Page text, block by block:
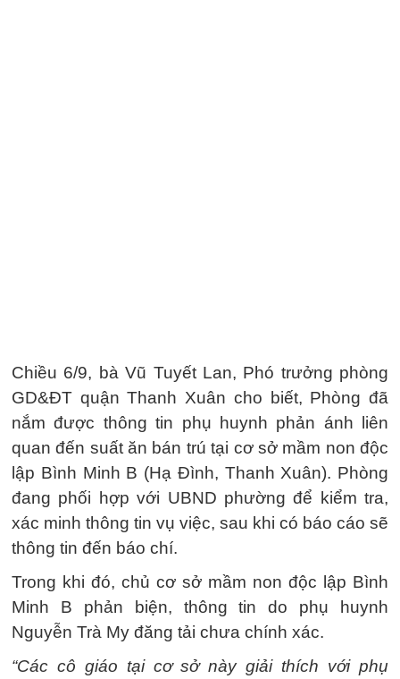
Chiều 6/9, bà Vũ Tuyết Lan, Phó trưởng phòng
GD&ĐT quận Thanh Xuân cho biết, Phòng đã
nắm được thông tin phụ huynh phản ánh liên
quan đến suất ăn bán trú tại cơ sở mầm non độc
lập Bình Minh B (Hạ Đình, Thanh Xuân). Phòng
đang phối hợp với UBND phường để kiểm tra,
xác minh thông tin vụ việc, sau khi có báo cáo sẽ
thông tin đến báo chí.
Trong khi đó, chủ cơ sở mầm non độc lập Bình
Minh B phản biện, thông tin do phụ huynh
Nguyễn Trà My đăng tải chưa chính xác.
“Các cô giáo tại cơ sở này giải thích với phụ